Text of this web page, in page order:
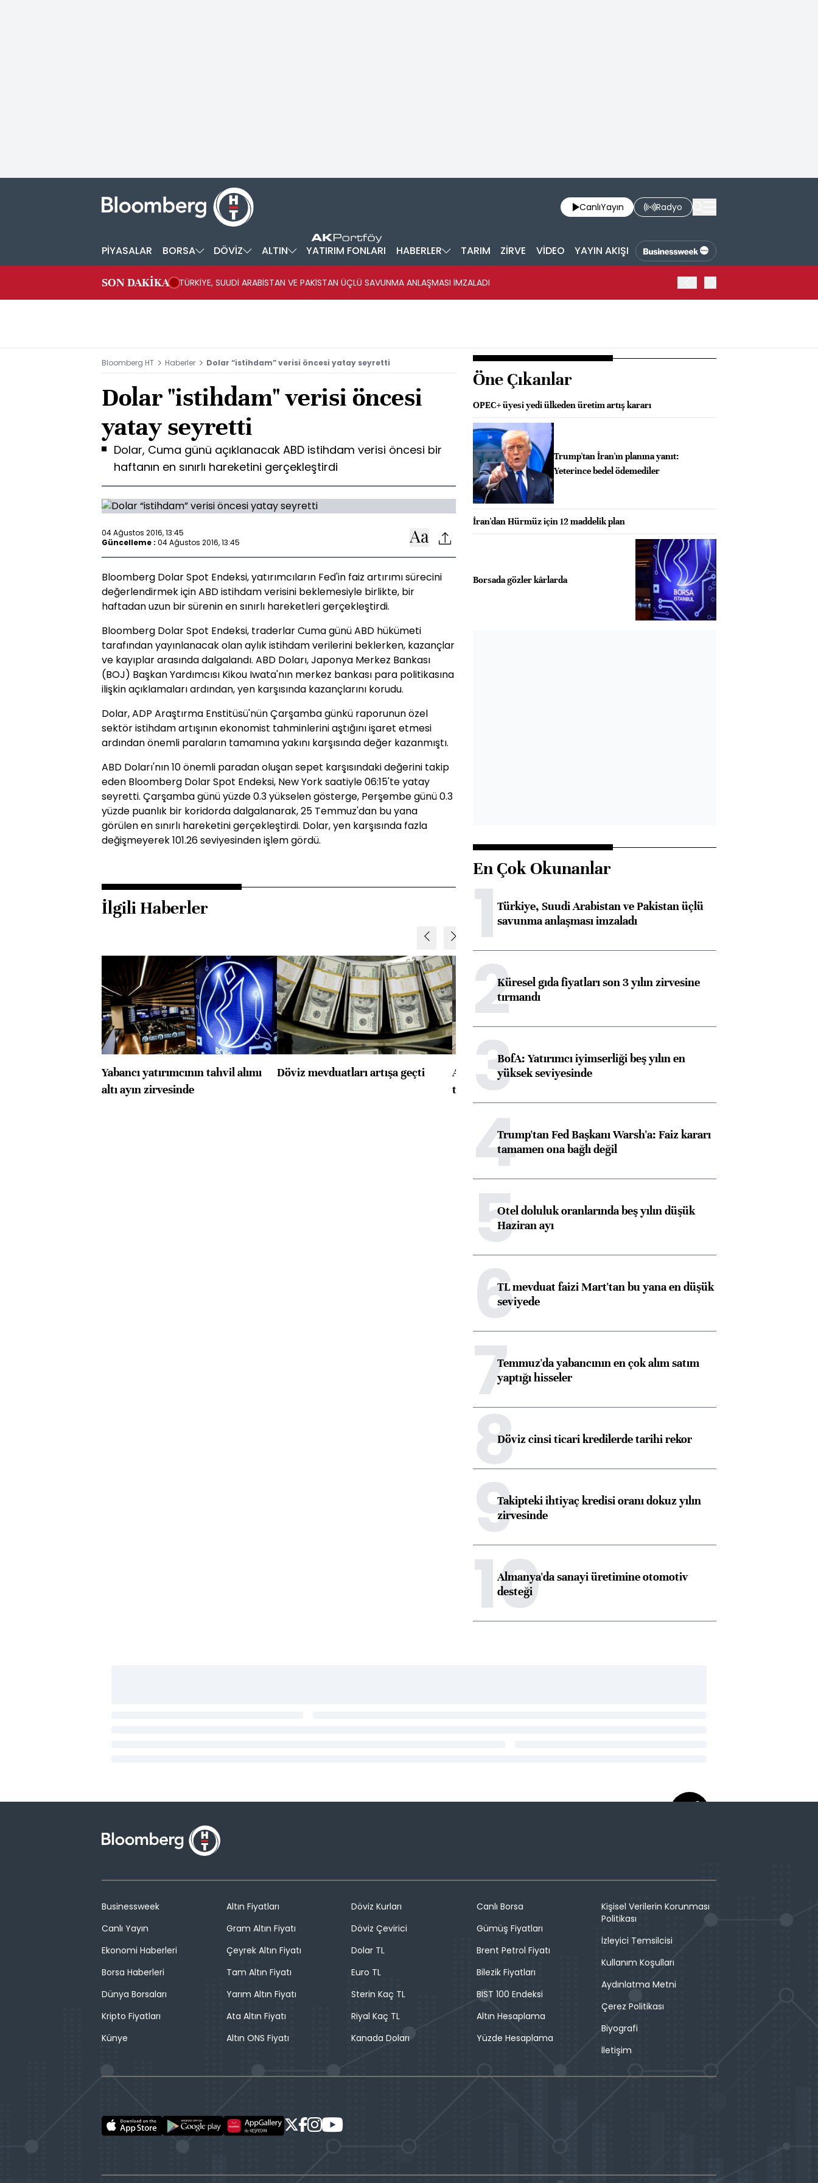
CanlıYayın Radyo
PİYASALAR BORSA DÖVİZ ALTIN YATIRIM FONLARI HABERLER TARIM ZİRVE VİDEO YAYIN AKIŞI
SON DAKİKA TÜRKİYE, SUUDİ ARABİSTAN VE PAKİSTAN ÜÇLÜ SAVUNMA ANLAŞMASI İMZALADI
Bloomberg HT Haberler Dolar “istihdam” verisi öncesi yatay seyretti
Dolar "istihdam" verisi öncesi
yatay seyretti
Dolar, Cuma günü açıklanacak ABD istihdam verisi öncesi bir
haftanın en sınırlı hareketini gerçekleştirdi
04 Ağustos 2016, 13:45
Güncelleme : 04 Ağustos 2016, 13:45
Bloomberg Dolar Spot Endeksi, yatırımcıların Fed'in faiz artırımı sürecini
değerlendirmek için ABD istihdam verisini beklemesiyle birlikte, bir
haftadan uzun bir sürenin en sınırlı hareketleri gerçekleştirdi.
Bloomberg Dolar Spot Endeksi, traderlar Cuma günü ABD hükümeti
tarafından yayınlanacak olan aylık istihdam verilerini beklerken, kazançlar
ve kayıplar arasında dalgalandı. ABD Doları, Japonya Merkez Bankası
(BOJ) Başkan Yardımcısı Kikou Iwata'nın merkez bankası para politikasına
ilişkin açıklamaları ardından, yen karşısında kazançlarını korudu.
Dolar, ADP Araştırma Enstitüsü'nün Çarşamba günkü raporunun özel
sektör istihdam artışının ekonomist tahminlerini aştığını işaret etmesi
ardından önemli paraların tamamına yakını karşısında değer kazanmıştı.
ABD Doları'nın 10 önemli paradan oluşan sepet karşısındaki değerini takip
eden Bloomberg Dolar Spot Endeksi, New York saatiyle 06:15'te yatay
seyretti. Çarşamba günü yüzde 0.3 yükselen gösterge, Perşembe günü 0.3
yüzde puanlık bir koridorda dalgalanarak, 25 Temmuz'dan bu yana
görülen en sınırlı hareketini gerçekleştirdi. Dolar, yen karşısında fazla
değişmeyerek 101.26 seviyesinden işlem gördü.
İlgili Haberler
Yabancı yatırımcının tahvil alımı
altı ayın zirvesinde
Döviz mevduatları artışa geçti
ABD'de konut başlangıçları
toparlandı
Almanya, Commerzbank
konusunda Unicredit ile
Öne Çıkanlar
OPEC+ üyesi yedi ülkeden üretim artış kararı
Trump'tan İran'ın planına yanıt:
Yeterince bedel ödemediler
İran'dan Hürmüz için 12 maddelik plan
Borsada gözler kârlarda
En Çok Okunanlar
1Türkiye, Suudi Arabistan ve Pakistan üçlü
savunma anlaşması imzaladı
2Küresel gıda fiyatları son 3 yılın zirvesine
tırmandı
3BofA: Yatırımcı iyimserliği beş yılın en
yüksek seviyesinde
4Trump'tan Fed Başkanı Warsh'a: Faiz kararı
tamamen ona bağlı değil
5Otel doluluk oranlarında beş yılın düşük
Haziran ayı
6TL mevduat faizi Mart'tan bu yana en düşük
seviyede
7Temmuz'da yabancının en çok alım satım
yaptığı hisseler
8Döviz cinsi ticari kredilerde tarihi rekor
9Takipteki ihtiyaç kredisi oranı dokuz yılın
zirvesinde
10
Almanya'da sanayi üretimine otomotiv
desteği
Businessweek
Canlı Yayın
Ekonomi Haberleri
Borsa Haberleri
Dünya Borsaları
Kripto Fiyatları
Künye
Altın Fiyatları
Gram Altın Fiyatı
Çeyrek Altın Fiyatı
Tam Altın Fiyatı
Yarım Altın Fiyatı
Ata Altın Fiyatı
Altın ONS Fiyatı
Döviz Kurları
Döviz Çevirici
Dolar TL
Euro TL
Sterin Kaç TL
Riyal Kaç TL
Kanada Doları
Canlı Borsa
Gümüş Fiyatları
Brent Petrol Fiyatı
Bilezik Fiyatları
BIST 100 Endeksi
Altın Hesaplama
Yüzde Hesaplama
Kişisel Verilerin Korunması
Politikası
İzleyici Temsilcisi
Kullanım Koşulları
Aydınlatma Metni
Çerez Politikası
Biyografi
İletişim